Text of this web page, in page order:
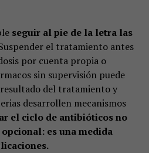
seguir al pie de la letra las
el tratamiento antes
por cuenta propia o
sin supervisión puede
del tratamiento y
desarrollen mecanismos
el ciclo de antibióticos no
es una medida